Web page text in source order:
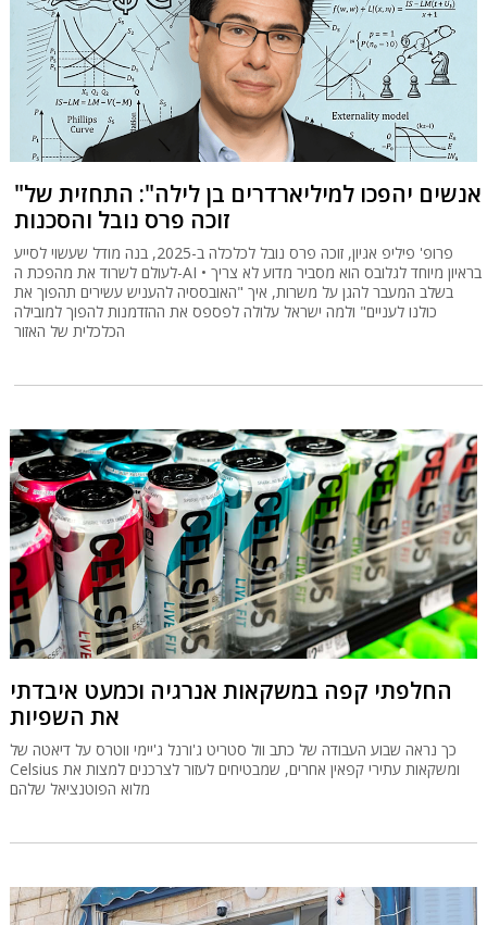
"אנשים יהפכו למיליארדרים בן לילה": התחזית של
זוכה פרס נובל והסכנות
פרופ' פיליפ אגיון, זוכה פרס נובל לכלכלה ב-2025, בנה מודל שעשוי לסייע
לעולם לשרוד את מהפכת ה-AI • בראיון מיוחד לגלובס הוא מסביר מדוע לא צריך
בשלב המעבר להגן על משרות, איך "האובססיה להעניש עשירים תהפוך את
כולנו לעניים" ולמה ישראל עלולה לפספס את ההזדמנות להפוך למובילה
הכלכלית של האזור
החלפתי קפה במשקאות אנרגיה וכמעט איבדתי
את השפיות
כך נראה שבוע העבודה של כתב וול סטריט ג'ורנל ג'יימי ווטרס על דיאטה של
Celsius ומשקאות עתירי קפאין אחרים, שמבטיחים לעזור לצרכנים למצות את
מלוא הפוטנציאל שלהם